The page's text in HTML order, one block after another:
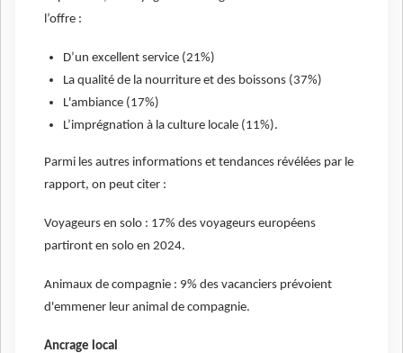
l’offre :
D’un excellent service (21%)
La qualité de la nourriture et des boissons (37%)
L'ambiance (17%)
L’imprégnation à la culture locale (11%).
Parmi les autres informations et tendances révélées par le
rapport, on peut citer :
Voyageurs en solo : 17% des voyageurs européens
partiront en solo en 2024.
Animaux de compagnie : 9% des vacanciers prévoient
d'emmener leur animal de compagnie.
Ancrage local